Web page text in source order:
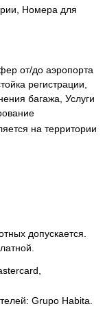
Номера для
от/до аэропорта
регистрации,
багажа, Услуги
на территории
допускается.
Grupo Habita.